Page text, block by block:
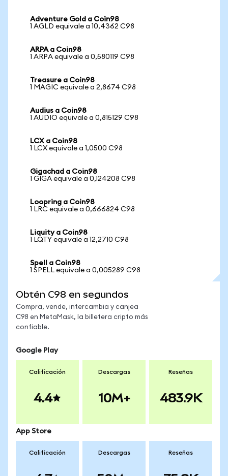
Adventure Gold a Coin98
1 AGLD equivale a 10,4362 C98
ARPA a Coin98
1 ARPA equivale a 0,580119 C98
Treasure a Coin98
1 MAGIC equivale a 2,8674 C98
Audius a Coin98
1 AUDIO equivale a 0,815129 C98
LCX a Coin98
1 LCX equivale a 1,0500 C98
Gigachad a Coin98
1 GIGA equivale a 0,124208 C98
Loopring a Coin98
1 LRC equivale a 0,666824 C98
Liquity a Coin98
1 LQTY equivale a 12,2710 C98
Spell a Coin98
1 SPELL equivale a 0,005289 C98
Obtén C98 en segundos
Compra, vende, intercambia y canjea
C98 en MetaMask, la billetera cripto más
confiable.
Google Play
Calificación
4.4
Descargas
10M+
Reseñas
483.9K
App Store
Calificación Descargas Reseñas